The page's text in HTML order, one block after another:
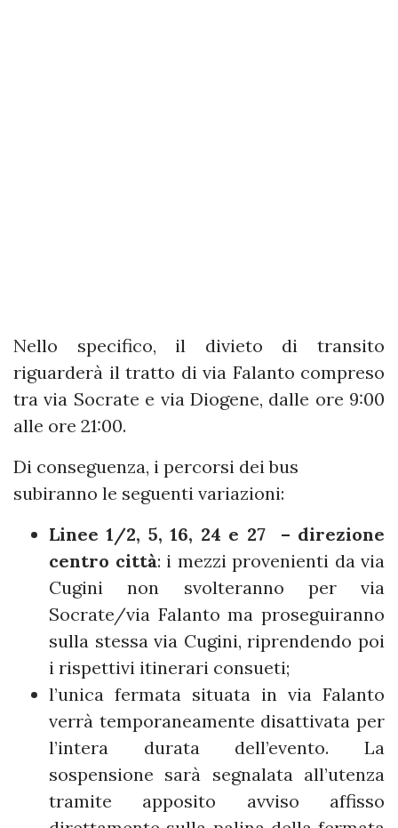
Nello specifico, il divieto di transito
riguarderà il tratto di via Falanto compreso
tra via Socrate e via Diogene, dalle ore 9:00
alle ore 21:00.
Di conseguenza, i percorsi dei bus
subiranno le seguenti variazioni:
Linee 1/2, 5, 16, 24 e 27 – direzione
centro città: i mezzi provenienti da via
Cugini non svolteranno per via
Socrate/via Falanto ma proseguiranno
sulla stessa via Cugini, riprendendo poi
i rispettivi itinerari consueti;
l’unica fermata situata in via Falanto
verrà temporaneamente disattivata per
l’intera durata dell’evento. La
sospensione sarà segnalata all’utenza
tramite apposito avviso affisso